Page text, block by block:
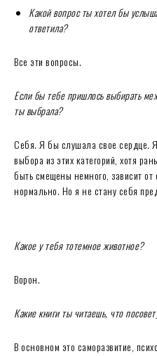
Какой вопрос ты хотел бы
ответила?
Все эти вопросы.
Если бы тебе пришлось выбирать
ты выбрала?
Себя. Я бы слушала свое сердце.
выбора из этих категорий, хотя
быть смещены немного, зависит
нормально. Но я не стану себя
Какое у тебя тотемное животное?
Ворон.
Какие книги ты читаешь, что
В основном это саморазвитие,